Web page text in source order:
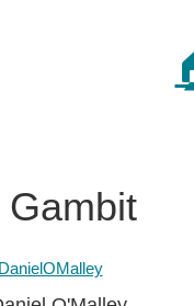
DanielOMalley